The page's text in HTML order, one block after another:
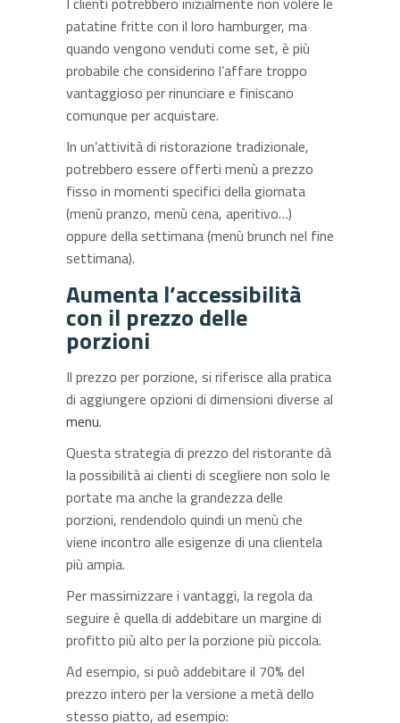
patatine fritte con il loro hamburger, ma
quando vengono venduti come set, è più
probabile che considerino l’affare troppo
vantaggioso per rinunciare e finiscano
comunque per acquistare.
In un’attività di ristorazione tradizionale,
potrebbero essere offerti menù a prezzo
fisso in momenti specifici della giornata
(menù pranzo, menù cena, aperitivo…)
oppure della settimana (menù brunch nel fine
settimana).
Aumenta l’accessibilità
con il prezzo delle
porzioni
Il prezzo per porzione, si riferisce alla pratica
di aggiungere opzioni di dimensioni diverse al
menu.
Questa strategia di prezzo del ristorante dà
la possibilità ai clienti di scegliere non solo le
portate ma anche la grandezza delle
porzioni, rendendolo quindi un menù che
viene incontro alle esigenze di una clientela
più ampia.
Per massimizzare i vantaggi, la regola da
seguire è quella di addebitare un margine di
profitto più alto per la porzione più piccola.
Ad esempio, si può addebitare il 70% del
prezzo intero per la versione a metà dello
stesso piatto, ad esempio: